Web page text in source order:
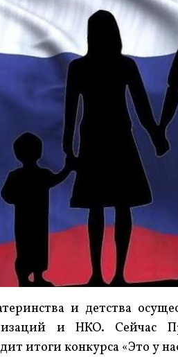
и детства
и НКО. Сейчас
итоги конкурса «Это у